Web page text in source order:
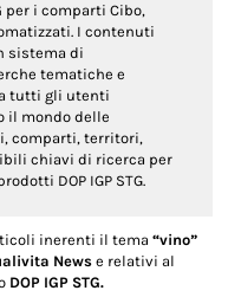
per i comparti Cibo,
I contenuti
sistema di
tematiche e
tutti gli utenti
il mondo delle
comparti, territori,
chiavi di ricerca per
DOP IGP STG.
inerenti il tema“vino”
News e relativi al
DOP IGP STG.